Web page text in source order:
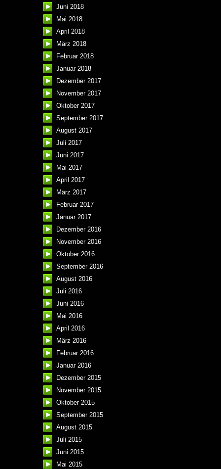
Juni 2018
Mai 2018
April 2018
März 2018
Februar 2018
Januar 2018
Dezember 2017
November 2017
Oktober 2017
September 2017
August 2017
Juli 2017
Juni 2017
Mai 2017
April 2017
März 2017
Februar 2017
Januar 2017
Dezember 2016
November 2016
Oktober 2016
September 2016
August 2016
Juli 2016
Juni 2016
Mai 2016
April 2016
März 2016
Februar 2016
Januar 2016
Dezember 2015
November 2015
Oktober 2015
September 2015
August 2015
Juli 2015
Juni 2015
Mai 2015